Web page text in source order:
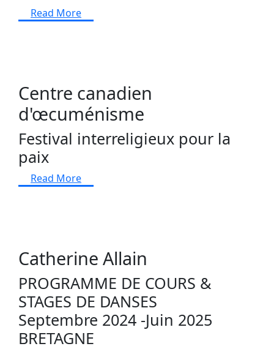
Read More
Centre canadien
d'œcuménisme
Festival interreligieux pour la
paix
Read More
Catherine Allain
PROGRAMME DE COURS &
STAGES DE DANSES
Septembre 2024 -Juin 2025
BRETAGNE